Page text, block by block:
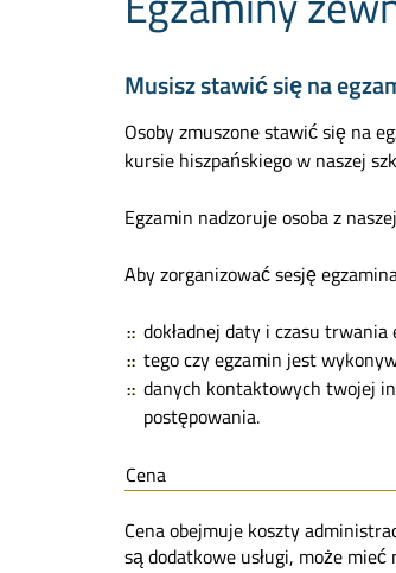
Musisz stawić się na
Osoby zmuszone stawić się na
kursie hiszpańskiego w naszej
Egzamin nadzoruje osoba z
Aby zorganizować sesję
dokładnej daty i czasu trwania
tego czy egzamin jest
danych kontaktowych twojej
postępowania.
Cena
Cena obejmuje koszty
są dodatkowe usługi, może mieć